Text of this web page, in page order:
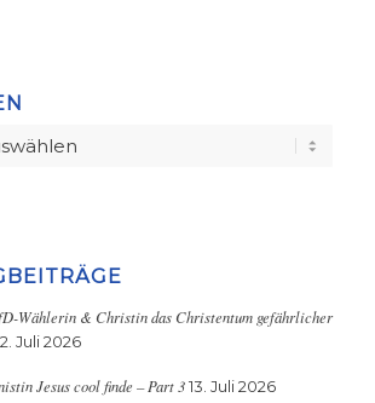
Wählerin & Christin das Christentum gefährlicher
Juli 2026
Jesus cool finde – Part 3 13. Juli 2026